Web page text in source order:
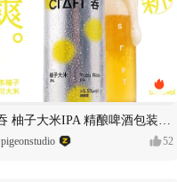
pigeonstudio 52